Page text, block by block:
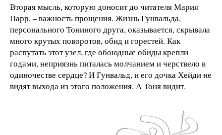
Вторая мысль, которую доносит до читателя Мария
Парр, – важность прощения. Жизнь Гунвальда,
персонального Тониного друга, оказывается, скрывала
много крутых поворотов, обид и горестей. Как
распутать этот узел, где обоюдные обиды крепли
годами, неприязнь питалась молчанием и черствело в
одиночестве сердце? И Гунвальд, и его дочка Хейди не
видят выхода из этого положения. А Тоня видит.